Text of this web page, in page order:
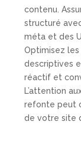
contenu.
structuré
méta et des
Optimisez
descriptives
réactif et
L’attention
refonte peut
de votre site